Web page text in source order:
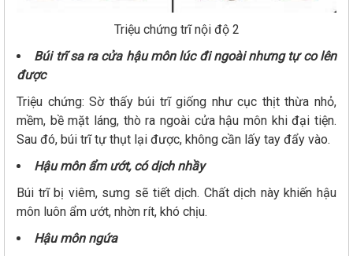
Triệu chứng trĩ nội độ 2
Búi trĩ sa ra cửa hậu môn lúc đi ngoài nhưng tự co lên
được
Triệu chứng: Sờ thấy búi trĩ giống như cục thịt thừa nhỏ,
mềm, bề mặt láng, thò ra ngoài cửa hậu môn khi đại tiện.
Sau đó, búi trĩ tự thụt lại được, không cần lấy tay đẩy vào.
Hậu môn ẩm ướt, có dịch nhầy
Búi trĩ bị viêm, sưng sẽ tiết dịch. Chất dịch này khiến hậu
môn luôn ẩm ướt, nhờn rít, khó chịu.
Hậu môn ngứa